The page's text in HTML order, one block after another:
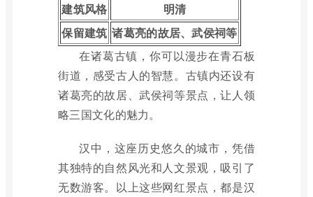
建筑风格
明清
保留建筑 诸葛亮的故居、武侯祠等
在诸葛古镇，你可以漫步在青石板
街道，感受古人的智慧。古镇内还设有
诸葛亮的故居、武侯祠等景点，让人领
略三国文化的魅力。
汉中，这座历史悠久的城市，凭借
其独特的自然风光和人文景观，吸引了
无数游客。以上这些网红景点，都是汉